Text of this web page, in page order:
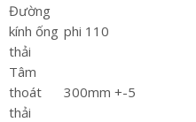
Đường
kính ống
thải
phi 110
Tâm
thoát
thải
300mm +-5